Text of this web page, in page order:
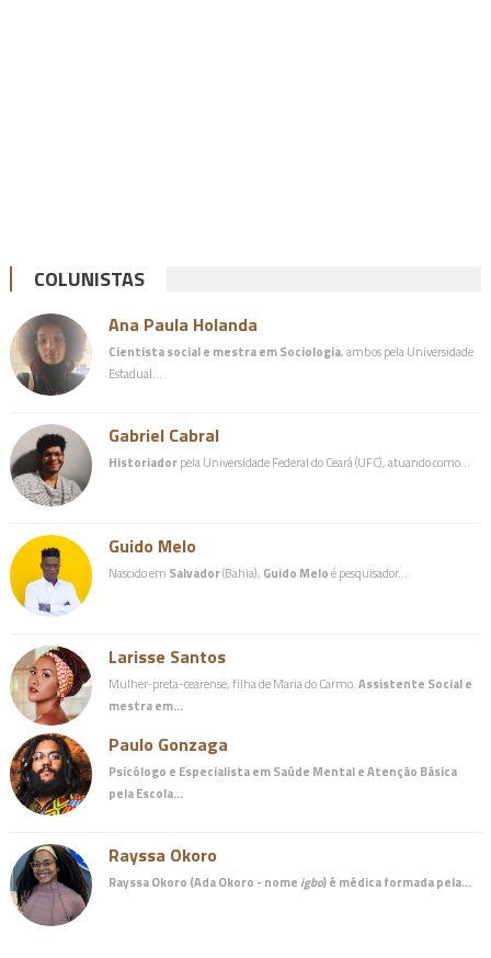
COLUNISTAS
Ana Paula Holanda
Cientista social e mestra em Sociologia, ambos pela Universidade
Estadual…
Gabriel Cabral
Historiadorpela Universidade Federal do Ceará (UFC), atuando como…
Guido Melo
Nascido em Salvador(Bahia), Guido Meloé pesquisador…
Larisse Santos
Mulher-preta-cearense, filha de Maria do Carmo.Assistente Social e
mestra em…
Paulo Gonzaga
Psicólogo e Especialista em Saúde Mental e Atenção Básica
pela Escola…
Rayssa Okoro
Rayssa Okoro (Ada Okoro - nome igbo) é médicaformada pela…